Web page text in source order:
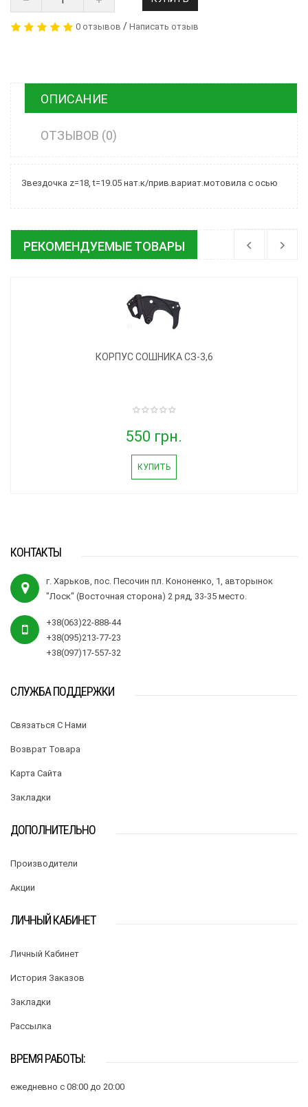
0 отзывов / Написать отзыв
ОПИСАНИЕ
ОТЗЫВОВ (0)
Звездочка z=18, t=19.05 нат.к/прив.вариат.мотовила с осью
РЕКОМЕНДУЕМЫЕ ТОВАРЫ
КОРПУС СОШНИКА СЗ-3,6
550 грн.
КУПИТЬ
КОНТАКТЫ
г. Харьков, пос. Песочин пл. Кононенко, 1, авторынок
"Лоск" (Восточная сторона) 2 ряд, 33-35 место.
+38(063)22-888-44
+38(095)213-77-23
+38(097)17-557-32
СЛУЖБА ПОДДЕРЖКИ
Связаться С Нами
Возврат Товара
Карта Сайта
Закладки
ДОПОЛНИТЕЛЬНО
Производители
Акции
ЛИЧНЫЙ КАБИНЕТ
Личный Кабинет
История Заказов
Закладки
Рассылка
ВРЕМЯ РАБОТЫ:
ежедневно с 08:00 до 20:00